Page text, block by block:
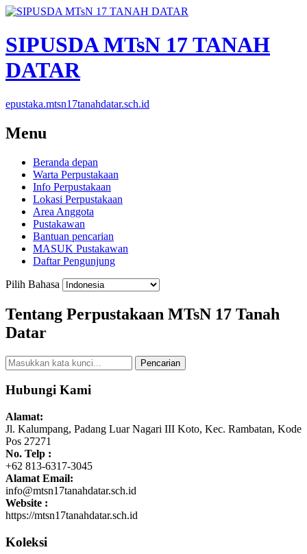
SIPUSDA MTsN 17 TANAH
DATAR
epustaka.mtsn17tanahdatar.sch.id
Menu
Beranda depan
Warta Perpustakaan
Info Perpustakaan
Lokasi Perpustakaan
Area Anggota
Pustakawan
Bantuan pencarian
MASUK Pustakawan
Daftar Pengunjung
Pilih Bahasa
Tentang Perpustakaan MTsN 17 Tanah
Datar
Pencarian
Hubungi Kami
Alamat:
Jl. Kalumpang, Padang Luar Nagari III Koto, Kec. Rambatan, Kode
Pos 27271
No. Telp :
+62 813-6317-3045
Alamat Email:
info@mtsn17tanahdatar.sch.id
Website :
https://mtsn17tanahdatar.sch.id
Koleksi